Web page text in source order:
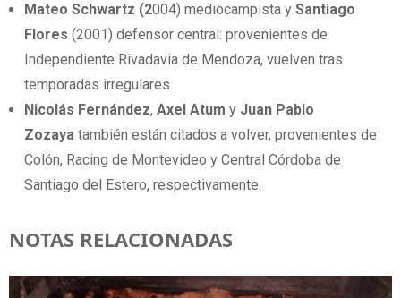
Mateo Schwartz (2004) mediocampista ySantiago
Flores (2001) defensor central: provenientes de
Independiente Rivadavia de Mendoza, vuelven tras
temporadas irregulares.
Nicolás Fernández,Axel Atum y Juan Pablo
Zozaya también están citados a volver, provenientes de
Colón, Racing de Montevideo y Central Córdoba de
Santiago del Estero, respectivamente.
NOTAS RELACIONADAS